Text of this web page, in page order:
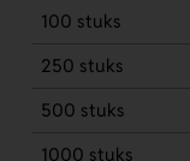
100 stuks
250 stuks
500 stuks
1000 stuks